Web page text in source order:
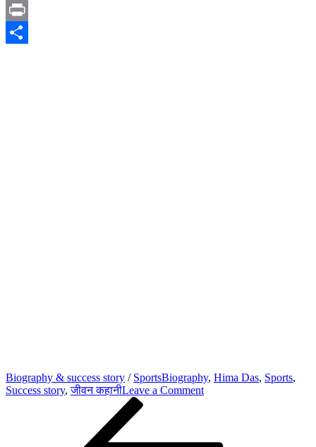
Print
Biography & success story / SportsBiography, Hima Das, Sports,
Success story,जीवन कहानीLeave a Commenton
In